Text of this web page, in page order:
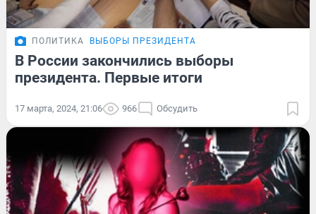
ПОЛИТИКА ВЫБОРЫ ПРЕЗИДЕНТА
В России закончились выборы
президента. Первые итоги
17 марта, 2024, 21:06 966 Обсудить